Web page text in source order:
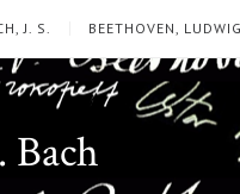
J. S. BEETHOVEN,
Bach